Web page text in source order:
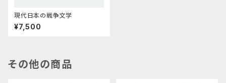
現代日本の戦争文学
¥7,500
その他の商品